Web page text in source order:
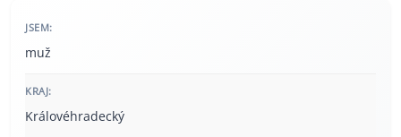
JSEM:
muž
KRAJ:
Královéhradecký